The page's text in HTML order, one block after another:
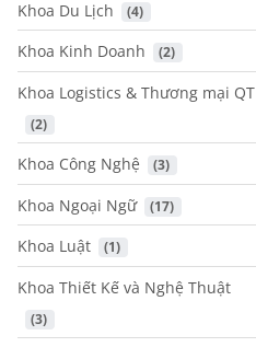
Khoa Du Lịch (4)
Khoa Kinh Doanh (2)
Khoa Logistics & Thương mại QT
(2)
Khoa Công Nghệ (3)
Khoa Ngoại Ngữ (17)
Khoa Luật (1)
Khoa Thiết Kế và Nghệ Thuật
(3)